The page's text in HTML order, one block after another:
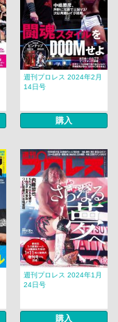
週刊プロレス 2024年2月
14日号
購入
週刊プロレス 2024年1月
24日号
購入